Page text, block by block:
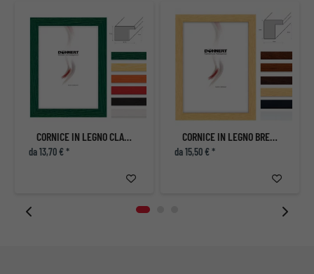
CORNICE IN LEGNO CLAPHAM SOUTH
da 13,70 € *
CORNICE IN LEGNO BRENT CROSS
da 15,50 € *